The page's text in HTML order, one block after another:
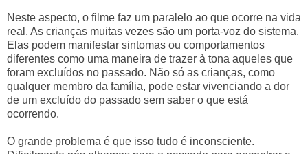
Neste aspecto, o filme faz um paralelo ao que ocorre na vida
real. As crianças muitas vezes são um porta-voz do sistema.
Elas podem manifestar sintomas ou comportamentos
diferentes como uma maneira de trazer à tona aqueles que
foram excluídos no passado. Não só as crianças, como
qualquer membro da família, pode estar vivenciando a dor
de um excluído do passado sem saber o que está
ocorrendo.
O grande problema é que isso tudo é inconsciente.